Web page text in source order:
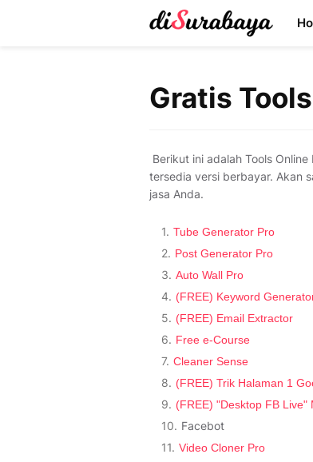
Gratis
Berikut ini adalah Tools
tersedia versi berbayar. Akan
jasa Anda.
Tube Generator Pro
Post Generator Pro
Auto Wall Pro
(FREE) Keyword
(FREE) Email Extractor
Free e-Course
Cleaner Sense
(FREE) Trik Halaman 1
(FREE) "Desktop FB Live"
Facebot
Video Cloner Pro